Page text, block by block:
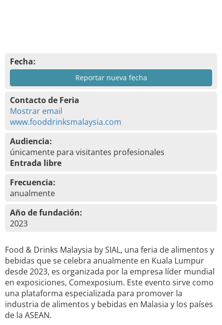
Fecha:
Reportar nueva fecha
Contacto de Feria
Mostrar email
www.fooddrinksmalaysia.com
Audiencia:
únicamente para visitantes profesionales
Entrada libre
Frecuencia:
anualmente
Año de fundación:
2023
Food & Drinks Malaysia by SIAL, una feria de alimentos y
bebidas que se celebra anualmente en Kuala Lumpur
desde 2023, es organizada por la empresa líder mundial
en exposiciones, Comexposium. Este evento sirve como
una plataforma especializada para promover la
industria de alimentos y bebidas en Malasia y los países
de la ASEAN.